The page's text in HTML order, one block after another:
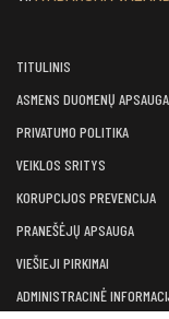
TITULINIS
ASMENS DUOMENŲ APSAUGA
PRIVATUMO POLITIKA
VEIKLOS SRITYS
KORUPCIJOS PREVENCIJA
PRANEŠĖJŲ APSAUGA
VIEŠIEJI PIRKIMAI
ADMINISTRACINĖ